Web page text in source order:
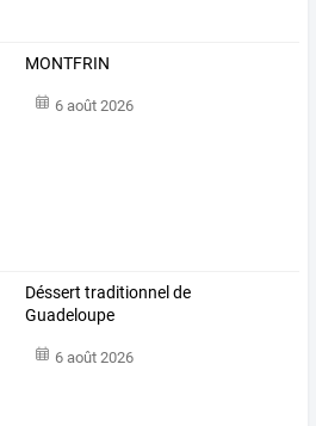
MONTFRIN
6 août 2026
Déssert traditionnel de
Guadeloupe
6 août 2026